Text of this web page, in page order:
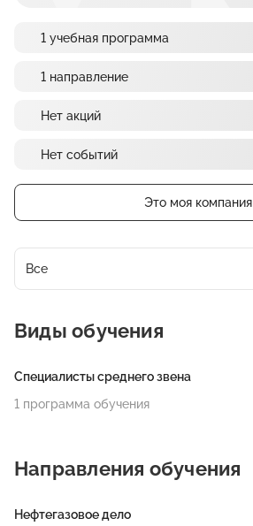
1 учебная программа
1 направление
Нет акций
Нет событий
Это моя компания
Все
Виды обучения
Специалисты среднего звена
1 программа обучения
Направления обучения
Нефтегазовое дело